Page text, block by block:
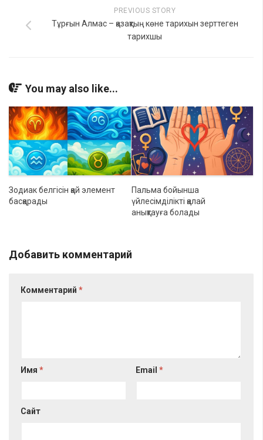
PREVIOUS STORY
Тұрғын Алмас – қазақтың көне тарихын зерттеген
тарихшы
You may also like...
Зодиак белгісін қай элемент
басқарады
Пальма бойынша
үйлесімділікті қалай
анықтауға болады
Добавить комментарий
Комментарий *
Имя * Email*
Сайт